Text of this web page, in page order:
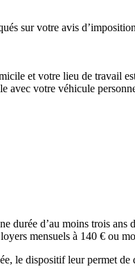
sur votre avis
et votre lieu de travail
avec votre véhicule
d’au moins trois
mensuels à 140 € ou
le dispositif leur permet